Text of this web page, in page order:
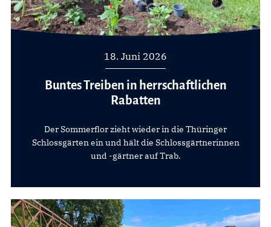
18. Juni 2026
Buntes Treiben in herrschaftlichen
Rabatten
Der Sommerflor zieht wieder in die Thüringer
Schlossgärten ein und hält die Schlossgärtnerinnen
und -gärtner auf Trab.